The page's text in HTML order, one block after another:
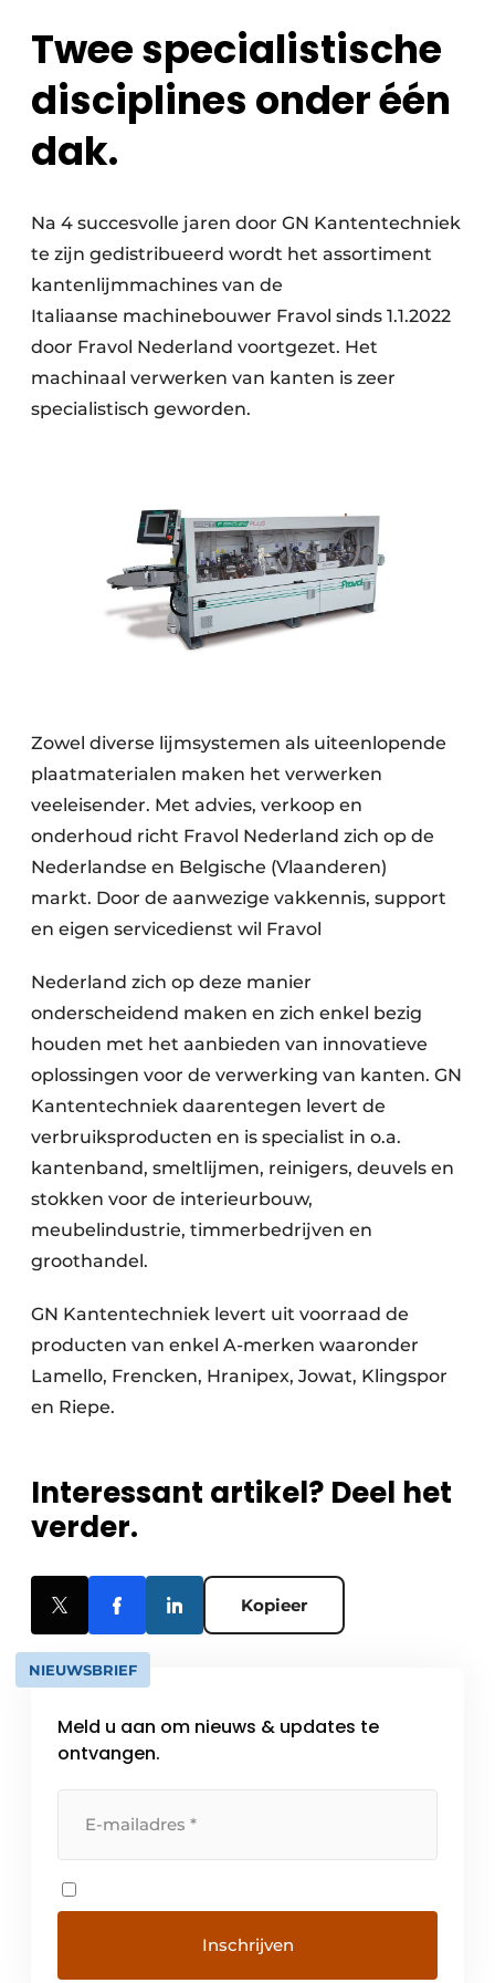
Vacatures
Video’s
Twee specialistische
disciplines onder één
dak.
Na 4 succesvolle jaren door GN Kantentechniek
te zijn gedistribueerd wordt het assortiment
kantenlijmmachines van de
Italiaanse machinebouwer Fravol sinds 1.1.2022
door Fravol Nederland voortgezet. Het
machinaal verwerken van kanten is zeer
specialistisch geworden.
Zowel diverse lijmsystemen als uiteenlopende
plaatmaterialen maken het verwerken
veeleisender. Met advies, verkoop en
onderhoud richt Fravol Nederland zich op de
Nederlandse en Belgische (Vlaanderen)
markt. Door de aanwezige vakkennis, support
en eigen servicedienst wil Fravol
Nederland zich op deze manier
onderscheidend maken en zich enkel bezig
houden met het aanbieden van innovatieve
oplossingen voor de verwerking van kanten. GN
Kantentechniek daarentegen levert de
verbruiksproducten en is specialist in o.a.
kantenband, smeltlijmen, reinigers, deuvels en
stokken voor de interieurbouw,
meubelindustrie, timmerbedrijven en
groothandel.
GN Kantentechniek levert uit voorraad de
producten van enkel A-merken waaronder
Lamello, Frencken, Hranipex, Jowat, Klingspor
en Riepe.
Interessant artikel? Deel het
verder.
Kopieer
NIEUWSBRIEF
Meld u aan om nieuws & updates te
ontvangen.